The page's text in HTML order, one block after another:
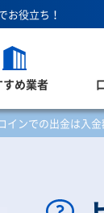
お役立ち！
すめ業者
インでの出金は入